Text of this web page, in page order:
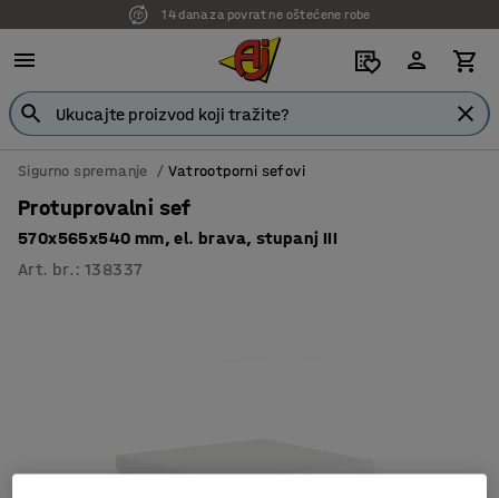
7 godina garancije
Sigurno spremanje Vatrootporni sefovi
Protuprovalni sef
570x565x540 mm, el. brava, stupanj III
Art. br. :138337